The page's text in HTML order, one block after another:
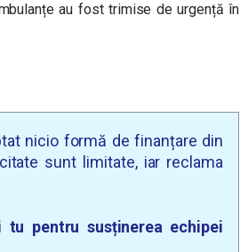
au fost trimise de urgență în
nicio formă de finanțare din
sunt limitate, iar reclama
pentru susținerea echipei